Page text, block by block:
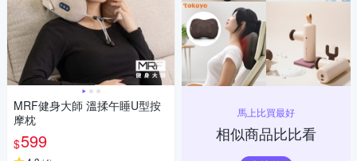
MRF健身大師 溫揉午睡U型按
摩枕
$599
馬上比買最好
相似商品比比看